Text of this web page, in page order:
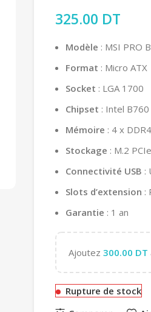
325.00 DT
Modèle : MSI PRO
Format : Micro ATX
Socket : LGA 1700
Chipset : Intel
Mémoire : 4 x DDR4
Stockage : M.2
Connectivité USB :
Slots d’extension :
Garantie : 1 an
Ajoutez 300.00 DT
Rupture de stock